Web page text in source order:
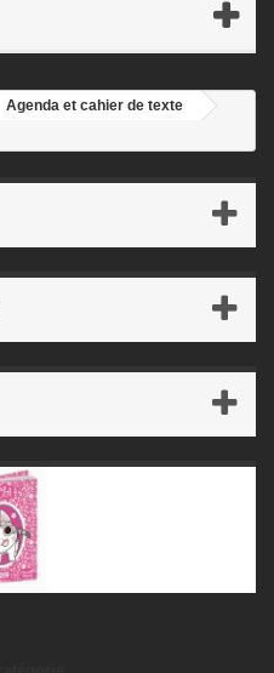
Agenda et cahier de texte